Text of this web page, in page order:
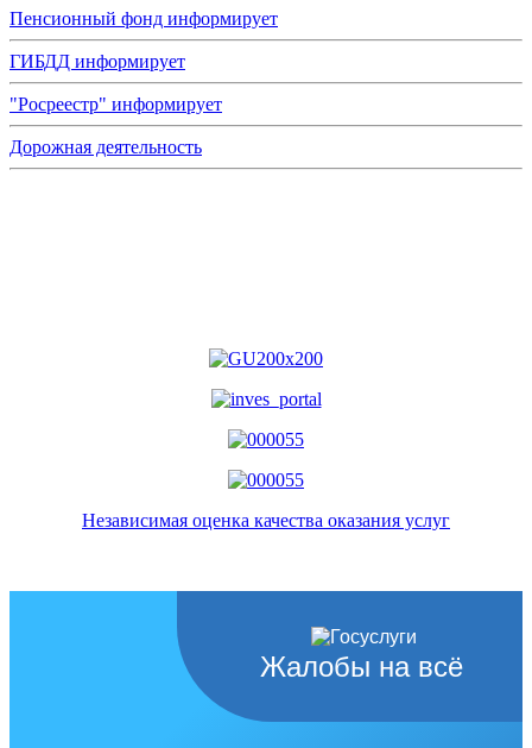
Пенсионный фонд информирует
ГИБДД информирует
"Росреестр" информирует
Дорожная деятельность
Независимая оценка качества оказания услуг
Жалобы на всё